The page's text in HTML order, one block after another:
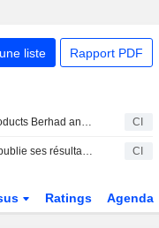
liste Rapport PDF
Concrete Engineering Products Berhad annonce un changement d'agent de registre CI
YTL Corporation Berhad publie ses résultats pour le troisième trimestre et les neuf mois clos le 31 mars 2026 CI
Ratings Agenda